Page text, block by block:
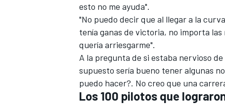
esto no me ayuda".
"No puedo decir que al llegar a la
tenía ganas de victoria, no importa
quería arriesgarme".
A la pregunta de si estaba nervioso
supuesto sería bueno tener algunas
puedo hacer?. No creo que una
Los 100 pilotos que